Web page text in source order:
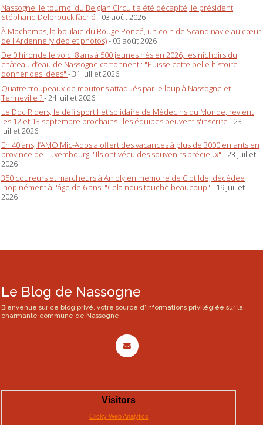
Nassogne: le tournoi du Belgian Circuit a été décapité, le président
Stéphane Delbrouck fâché - 03 août 2026
À Mochamps, la boulaie du Rouge Poncé, un coin de Scandinavie au cœur
de l'Ardenne (vidéo et photos)- 03 août 2026
De 0 hirondelle voici 8 ans à 500 jeunes nés en 2026, les nichoirs du
château d’eau de Nassogne cartonnent : "Puisse cette belle histoire
donner des idées" - 31 juillet 2026
Quatre troupeaux de moutons attaqués par le loup à Nassogne et
Tenneville ?- 24 juillet 2026
Le Doc Riders, le défi sportif et solidaire de Médecins du Monde, revient
les 12 et 13 septembre prochains : les équipes peuvent s'inscrire - 23
juillet 2026
En 40 ans, l’AMO Mic-Ados a offert des vacances à plus de 3000 enfants en
province de Luxembourg: "Ils ont vécu des souvenirs précieux" - 23 juillet
2026
350 coureurs et marcheurs à Ambly en mémoire de Clotilde, décédée
inopinément à l'âge de 6 ans: "Cela nous touche beaucoup" - 19 juillet
2026
Le Blog de Nassogne
Bienvenue sur ce blog privé, votre source d'informations privilégiée sur la
charmante commune de Nassogne